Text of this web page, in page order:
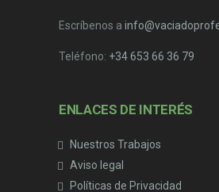
Escríbenos a
Teléfono: +34 653 66 36 79
ENLACES DE INTERÉS
Nuestros Trabajos
Aviso legal
Políticas de Privacidad